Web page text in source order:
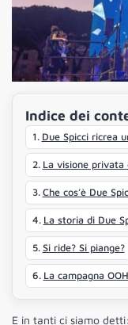
Indice dei
Due Spicci ricrea
La visione
Che cos’è Due
La storia di Due
Si ride? Si piange?
La campagna OOH
E in tanti ci siamo